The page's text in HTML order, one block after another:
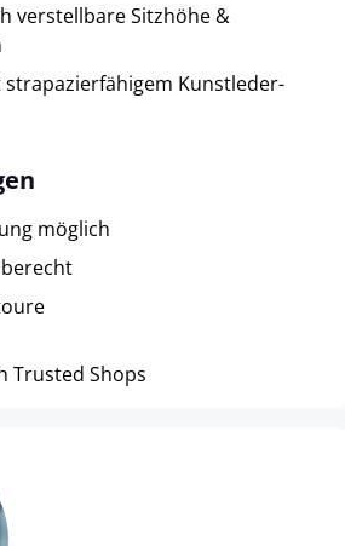
verstellbare Sitzhöhe &
strapazierfähigem Kunstleder-
möglich
Trusted Shops